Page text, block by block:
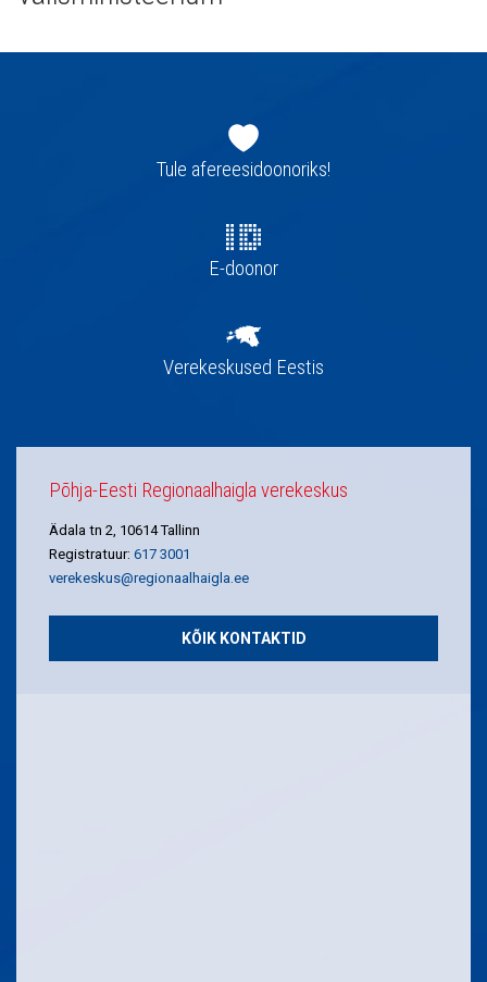
navigatsioonTule afereesidoonoriks!
E-doonor
Verekeskused Eestis
Põhja-Eesti Regionaalhaigla verekeskus
Ädala tn 2, 10614 Tallinn
Registratuur: 617 3001
verekeskus@regionaalhaigla.ee
KÕIK KONTAKTID